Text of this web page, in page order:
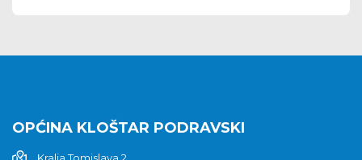
OPĆINA KLOŠTAR PODRAVSKI
Kralja Tomislava 2